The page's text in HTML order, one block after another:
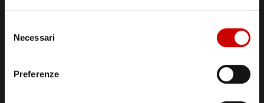
delNecessari
Preferenze